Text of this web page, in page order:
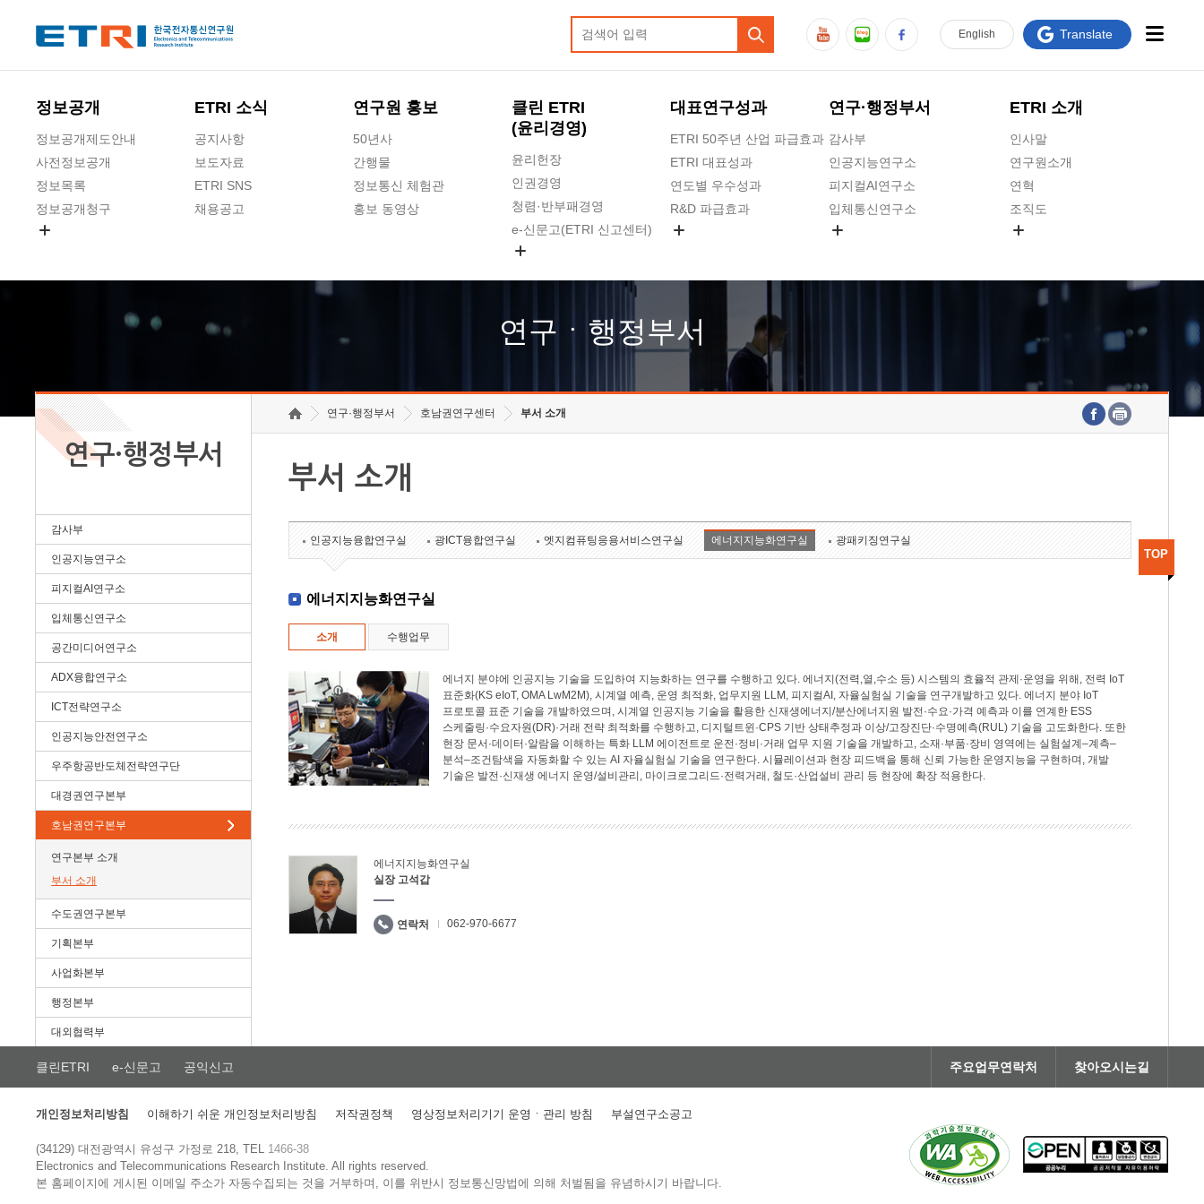
정보공개
정보공개제도안내
사전정보공개
정보목록
정보공개청구
ETRI 소식
공지사항
보도자료
ETRI SNS
채용공고
연구원 홍보
50년사
간행물
정보통신 체험관
홍보 동영상
클린 ETRI
(윤리경영)
윤리헌장
인권경영
청렴·반부패경영
e-신문고(ETRI 신고센터)
고객의소리
수의계약 현황
대표연구성과
ETRI 50주년 산업 파급효과
ETRI 대표성과
연도별 우수성과
R&D 파급효과
연구·행정부서
감사부
인공지능연구소
피지컬AI연구소
입체통신연구소
호남권연구본부
기획본부
ETRI 소개
인사말
연구원소개
연혁
조직도
연구원 고객헌장
주요업무연락처
English Translate
연구ㆍ행정부서
연구·행정부서
감사부
인공지능연구소
피지컬AI연구소
입체통신연구소
공간미디어연구소
ADX융합연구소
ICT전략연구소
인공지능안전연구소
우주항공반도체전략연구단
대경권연구본부
호남권연구본부
연구본부 소개
부서 소개
수도권연구본부
기획본부
사업화본부
행정본부
대외협력부
연구·행정부서 호남권연구센터 부서 소개
부서 소개
인공지능융합연구실 광ICT융합연구실 엣지컴퓨팅응용서비스연구실 에너지지능화연구실 광패키징연구실
에너지지능화연구실
소개 수행업무
에너지 분야에 인공지능 기술을 도입하여 지능화하는 연구를 수행하고 있다. 에너지(전력,열,수소 등) 시스템의 효율적 관제·운영을 위해, 전력 IoT
표준화(KS eIoT, OMA LwM2M), 시계열 예측, 운영 최적화, 업무지원 LLM, 피지컬AI, 자율실험실 기술을 연구개발하고 있다. 에너지 분야 IoT
프로토콜 표준 기술을 개발하였으며, 시계열 인공지능 기술을 활용한 신재생에너지/분산에너지원 발전·수요·가격 예측과 이를 연계한 ESS
스케줄링·수요자원(DR)·거래 전략 최적화를 수행하고, 디지털트윈·CPS 기반 상태추정과 이상/고장진단·수명예측(RUL) 기술을 고도화한다. 또한
현장 문서·데이터·알람을 이해하는 특화 LLM 에이전트로 운전·정비·거래 업무 지원 기술을 개발하고, 소재·부품·장비 영역에는 실험설계–계측–
분석–조건탐색을 자동화할 수 있는 AI 자율실험실 기술을 연구한다. 시뮬레이션과 현장 피드백을 통해 신뢰 가능한 운영지능을 구현하며, 개발
기술은 발전·신재생 에너지 운영/설비관리, 마이크로그리드·전력거래, 철도·산업설비 관리 등 현장에 확장 적용한다.
에너지지능화연구실
실장 고석갑
연락처 062-970-6677
TOP
클린ETRI e-신문고 공익신고 주요업무연락처 찾아오시는길
개인정보처리방침 이해하기 쉬운 개인정보처리방침 저작권정책 영상정보처리기기 운영ㆍ관리 방침 부설연구소공고
(34129) 대전광역시 유성구 가정로 218, TEL 1466-38
Electronics and Telecommunications Research Institute.All rights reserved.
본 홈페이지에 게시된 이메일 주소가 자동수집되는 것을 거부하며, 이를 위반시 정보통신망법에 의해 처벌됨을 유념하시기 바랍니다.